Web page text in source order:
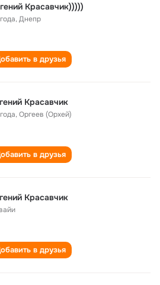
Красавчик)))))
,Днепр
в друзья
Красавчик
,Оргеев (Орхей)
в друзья
Красавчик
в друзья